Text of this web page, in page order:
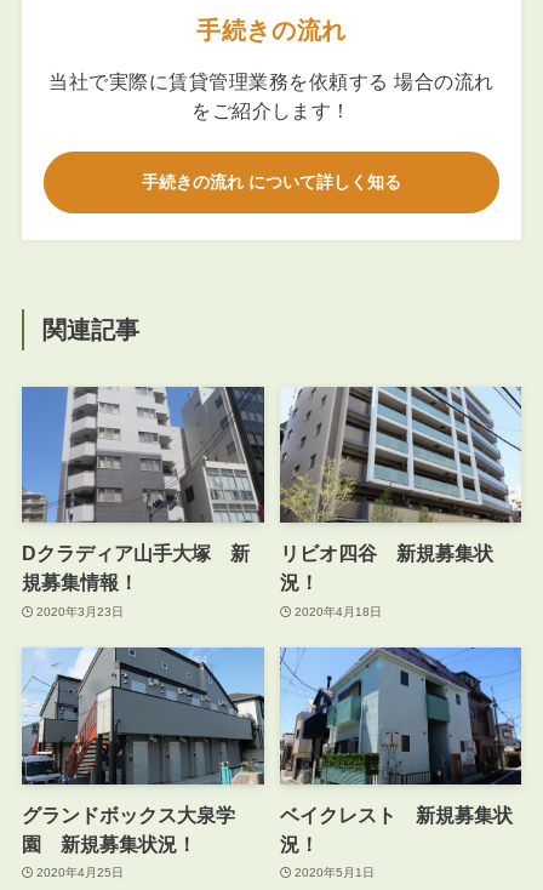
手続きの流れ
当社で実際に賃貸管理業務を依頼する 場合の流れ
をご紹介します！
手続きの流れ について詳しく知る
関連記事
Dクラディア山手大塚 新
規募集情報！
2020年3月23日
リビオ四谷 新規募集状
況！
2020年4月18日
グランドボックス大泉学
園 新規募集状況！
2020年4月25日
ベイクレスト 新規募集状
況！
2020年5月1日